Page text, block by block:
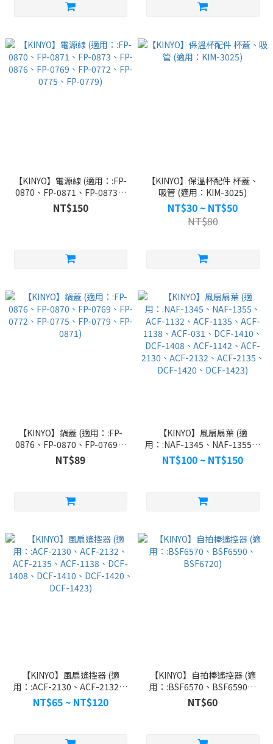
【KINYO】電源線 (適用：:FP-
0870、FP-0871、FP-0873、
FP-0876、FP-0769、FP-
0772、FP-0775、FP-0779)
NT$150
【KINYO】保溫杯配件 杯蓋、
吸管 (適用：KIM-3025)
NT$30 ~ NT$50
NT$80
【KINYO】鍋蓋 (適用：:FP-
0876、FP-0870、FP-0769、
FP-0772、FP-0775、FP-
0779、FP-0871)
NT$89
【KINYO】風扇扇葉 (適
用：:NAF-1345、NAF-1355、
ACF-1132、ACF-1135、ACF-
1138、ACF-031、DCF-
2132、ACF-2135、DCF-
NT$100 ~ NT$150
【KINYO】風扇遙控器 (適
用：:ACF-2130、ACF-2132、
ACF-2135、ACF-1138、DCF-
1408、DCF-1410、DCF-
NT$65 ~ NT$120
【KINYO】自拍棒遙控器 (適
用：:BSF6570、BSF6590、
BSF6720)
NT$60